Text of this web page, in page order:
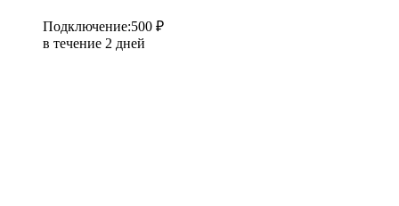
Подключение:500 ₽
в течение 2 дней